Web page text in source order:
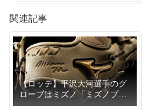
関連記事
【ロッテ】平沢大河選手のグ
ローブはミズノ「ミズノプ
ロ」